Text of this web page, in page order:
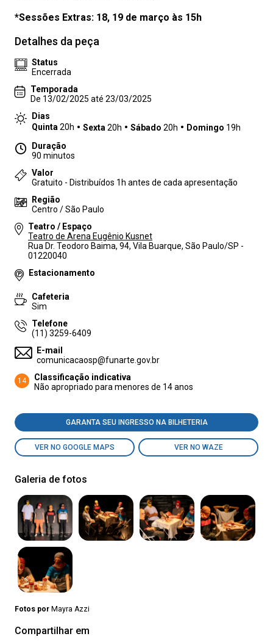
*Sessões Extras: 18, 19 de março às 15h
Detalhes da peça
Status
Encerrada
Temporada
De 13/02/2025 até 23/03/2025
Dias
Quinta 20h Sexta 20h Sábado 20h Domingo 19h
Duração
90 minutos
Valor
Gratuito - Distribuídos 1h antes de cada apresentação
Região
Centro / São Paulo
Teatro / Espaço
Teatro de Arena Eugênio Kusnet
Rua Dr. Teodoro Baima, 94, Vila Buarque, São Paulo/SP -
01220040
Estacionamento
Cafeteria
Sim
Telefone
(11) 3259-6409
E-mail
comunicacaosp@funarte.gov.br
14
Classificação indicativa
Não apropriado para menores de 14 anos
GARANTA SEU INGRESSO NA BILHETERIA
VER NO GOOGLE MAPS VER NO WAZE
Galeria de fotos
Fotos por Mayra Azzi
Compartilhar em